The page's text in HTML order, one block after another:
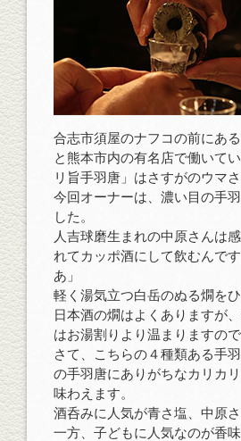
合志市須屋のナフコの前にあ
と熊本市内の有名店で働いて
リ旨手羽唐」はさすがのウマさ
今回オーナーは、濃い目の手
した。
人吉球磨生まれの中原さんは
れてカッポ酒にして飲むんで
あ」
軽く湯気立つ白岳のぬる燗を
日本酒の燗はよくありますが
はお湯割りより温まりますの
さて、こちらの４種類ある手
の手羽唐にありがちなカリカ
味わえます。
酒呑みに人気が青さ塩、中原
一方、子どもに人気なのが香